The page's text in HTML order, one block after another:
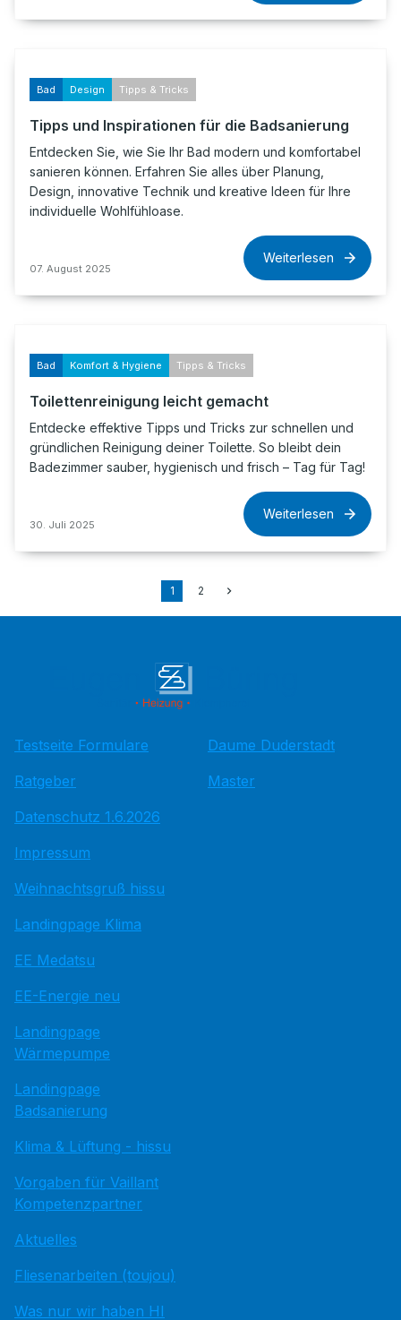
Bad Design Tipps & Tricks
Tipps und Inspirationen für die Badsanierung
Entdecken Sie, wie Sie Ihr Bad modern und komfortabel
sanieren können. Erfahren Sie alles über Planung,
Design, innovative Technik und kreative Ideen für Ihre
individuelle Wohlfühloase.
07. August 2025
Weiterlesen
Bad Komfort & Hygiene Tipps & Tricks
Toilettenreinigung leicht gemacht
Entdecke effektive Tipps und Tricks zur schnellen und
gründlichen Reinigung deiner Toilette. So bleibt dein
Badezimmer sauber, hygienisch und frisch – Tag für Tag!
30. Juli 2025
Weiterlesen
1 2
Testseite Formulare
Ratgeber
Datenschutz 1.6.2026
Impressum
Weihnachtsgruß hissu
Landingpage Klima
EE Medatsu
EE-Energie neu
Landingpage
Wärmepumpe
Landingpage
Badsanierung
Klima & Lüftung - hissu
Vorgaben für Vaillant
Kompetenzpartner
Aktuelles
Fliesenarbeiten (toujou)
Was nur wir haben HI
Daume Duderstadt
Master